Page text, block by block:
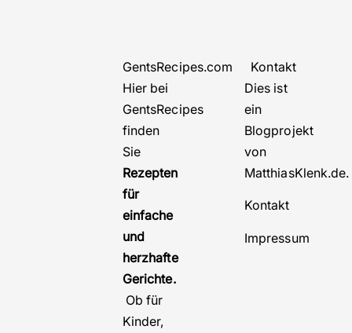
GentsRecipes.com
Hier bei
GentsRecipes
finden
Sie
Rezepten
für
einfache
und
herzhafte
Gerichte.
Ob für
Kinder,
Kontakt
Dies ist
ein
Blogprojekt
von
MatthiasKlenk.de.
Kontakt
Impressum